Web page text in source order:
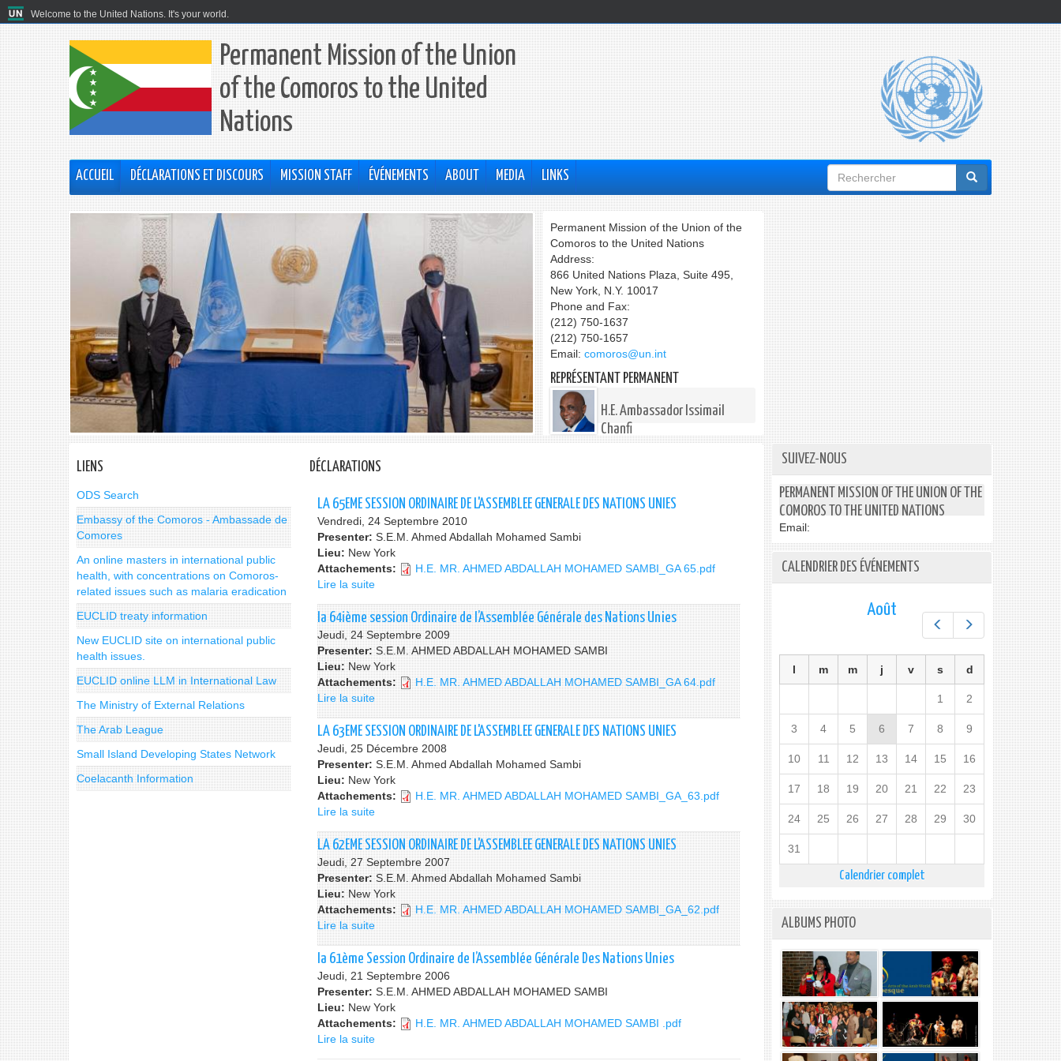
Welcome to the United Nations. It's your world.
Permanent Mission of the Union
of the Comoros to the United
Nations
ACCUEIL DÉCLARATIONS ET DISCOURS MISSION STAFF ÉVÉNEMENTS ABOUT MEDIA LINKS
Formulaire
de
recherche
Permanent Mission of the Union of the
Comoros to the United Nations
Address:
866 United Nations Plaza, Suite 495,
New York, N.Y. 10017
Phone and Fax:
(212) 750-1637
(212) 750-1657
Email: comoros@un.int
REPRÉSENTANT PERMANENT
H.E. Ambassador Issimail
Chanfi
LIENS
ODS Search
Embassy of the Comoros - Ambassade de
Comores
An online masters in international public
health, with concentrations on Comoros-
related issues such as malaria eradication
EUCLID treaty information
New EUCLID site on international public
health issues.
EUCLID online LLM in International Law
The Ministry of External Relations
The Arab League
Small Island Developing States Network
Coelacanth Information
DÉCLARATIONS
LA 65EME SESSION ORDINAIRE DE L'ASSEMBLEE GENERALE DES NATIONS UNIES
Vendredi, 24 Septembre 2010
Presenter: S.E.M. Ahmed Abdallah Mohamed Sambi
Lieu: New York
Attachements:
H.E. MR. AHMED ABDALLAH MOHAMED SAMBI_GA 65.pdf
Lire la suite
65EME
SESSION
ORDINAIRE
DE
L'ASSEMBLEE
GENERALE
DES
NATIONS
UNIES
la 64ième session Ordinaire de l’Assemblée Générale des Nations Unies
Jeudi, 24 Septembre 2009
Presenter:S.E.M. AHMED ABDALLAH MOHAMED SAMBI
Lieu:New York
Attachements:
H.E. MR. AHMED ABDALLAH MOHAMED SAMBI_GA 64.pdf
Lire la suitede
la
64ième
session
Ordinaire
de
l’Assemblée
Nations
Unies
LA 63EME SESSION ORDINAIRE DE L'ASSEMBLEE GENERALE DES NATIONS UNIES
Jeudi, 25 Décembre 2008
Presenter: S.E.M. Ahmed Abdallah Mohamed Sambi
Lieu: New York
Attachements:
H.E. MR. AHMED ABDALLAH MOHAMED SAMBI_GA_63.pdf
Lire la suite
63EME
SESSION
ORDINAIRE
DE
L'ASSEMBLEE
GENERALE
DES
NATIONS
UNIES
LA 62EME SESSION ORDINAIRE DE L'ASSEMBLEE GENERALE DES NATIONS UNIES
Jeudi, 27 Septembre 2007
Presenter:S.E.M. Ahmed Abdallah Mohamed Sambi
Lieu:New York
Attachements:
H.E. MR. AHMED ABDALLAH MOHAMED SAMBI_GA_62.pdf
Lire la suitede
LA
62EME
SESSION
ORDINAIRE
DE
L'ASSEMBLEE
la 61ème Session Ordinaire de l’Assemblée Générale Des Nations Unies
Jeudi, 21 Septembre 2006
Presenter: S.E.M. AHMED ABDALLAH MOHAMED SAMBI
Lieu: New York
Attachements:
H.E. MR. AHMED ABDALLAH MOHAMED SAMBI .pdf
Lire la suite
SUIVEZ-NOUS
PERMANENT MISSION OF THE UNION OF THE
COMOROS TO THE UNITED NATIONS
Email:
CALENDRIER DES ÉVÉNEMENTS
Préc. Suiv.
Août
l m m j v s d
1 2
3 4 5 6 7 8 9
10 11 12 13 14 15 16
17 18 19 20 21 22 23
24 25 26 27 28 29 30
31
Calendrier complet
ALBUMS PHOTO